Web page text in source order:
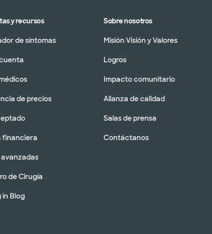
y recursos
de síntomas
de precios
financiera
de Cirugía
Blog
Sobre nosotros
Misión Visión y Valores
Logros
Impacto comunitario
Alianza de calidad
Salas de prensa
Contáctanos